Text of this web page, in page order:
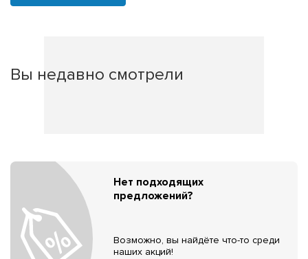
Вы недавно смотрели
Нет подходящих
предложений?
Возможно, вы найдёте что-то среди
наших акций!